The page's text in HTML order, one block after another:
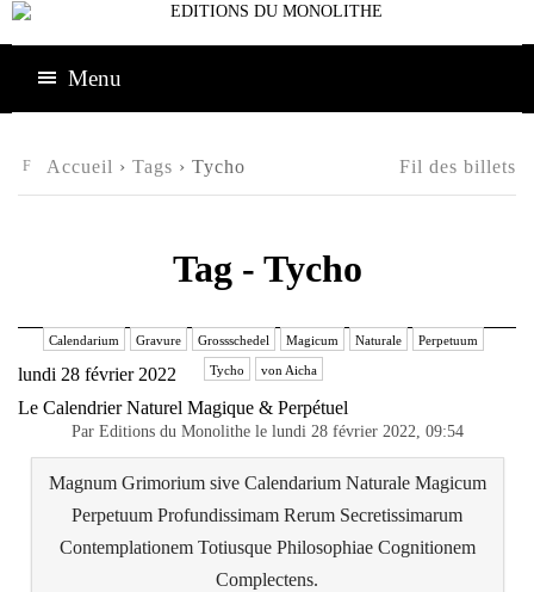
Menu
Accueil ›Tags › Tycho Fil des billets
Tag - Tycho
lundi 28 février 2022
Le Calendrier Naturel Magique & Perpétuel
Par Editions du Monolithe le lundi 28 février 2022, 09:54
Calendarium Gravure Grossschedel Magicum Naturale Perpetuum
Tycho von Aicha
Magnum Grimorium sive Calendarium Naturale Magicum
Perpetuum Profundissimam Rerum Secretissimarum
Contemplationem Totiusque Philosophiae Cognitionem
Complectens.